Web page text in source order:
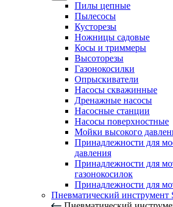
Пилы цепные
Пылесосы
Кусторезы
Ножницы садовые
Косы и триммеры
Высоторезы
Газонокосилки
Опрыскиватели
Насосы скважинные
Дренажные насосы
Насосные станции
Насосы поверхностные
Мойки высокого
Принадлежности для
давления
Принадлежности для
газонокосилок
Принадлежности для
Пневматический